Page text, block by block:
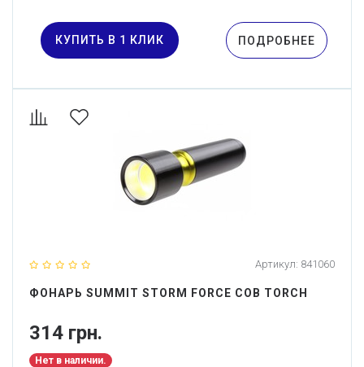
КУПИТЬ В 1 КЛИК ПОДРОБНЕЕ
Артикул: 841060
ФОНАРЬ SUMMIT STORM FORCE COB TORCH
314 грн.
Нет в наличии.